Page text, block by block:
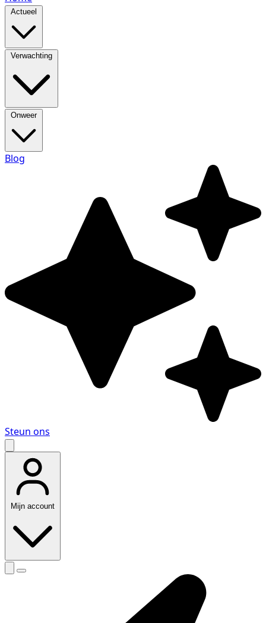
Actueel
Verwachting
Onweer
Blog
Steun ons
Mijn account